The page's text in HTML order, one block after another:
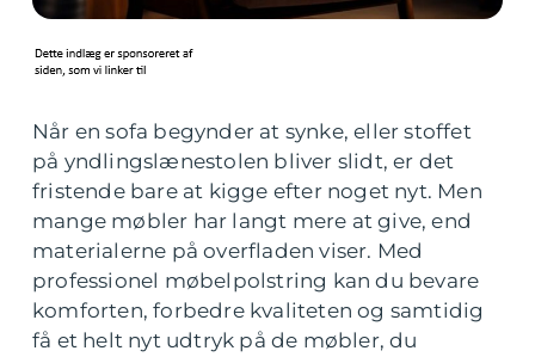
Når en sofa begynder at synke, eller stoffet
på yndlingslænestolen bliver slidt, er det
fristende bare at kigge efter noget nyt. Men
mange møbler har langt mere at give, end
materialerne på overfladen viser. Med
professionel møbelpolstring kan du bevare
komforten, forbedre kvaliteten og samtidig
få et helt nyt udtryk på de møbler, du